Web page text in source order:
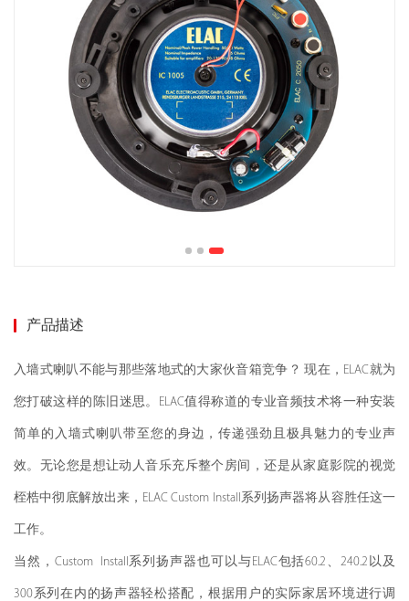
产品描述
入墙式喇叭不能与那些落地式的大家伙音箱竞争？ 现在，ELAC就为
您打破这样的陈旧迷思。ELAC值得称道的专业音频技术将一种安装
简单的入墙式喇叭带至您的身边，传递强劲且极具魅力的专业声
效。无论您是想让动人音乐充斥整个房间，还是从家庭影院的视觉
桎梏中彻底解放出来，ELAC Custom Install系列扬声器将从容胜任这一
工作。
当然，Custom Install系列扬声器也可以与ELAC包括60.2、240.2以及
300系列在内的扬声器轻松搭配，根据用户的实际家居环境进行调